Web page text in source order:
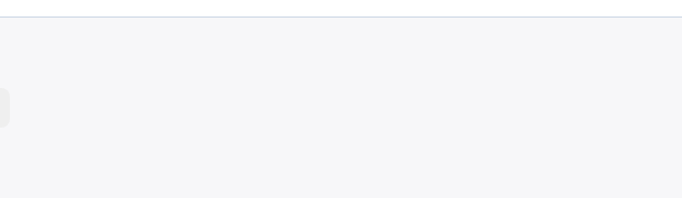
to'g'ri borishi uchun servis liniyasiga havo berganingizdan keyin nima